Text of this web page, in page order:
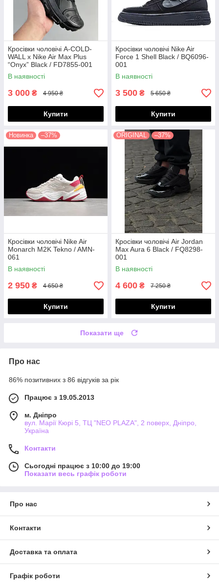
Кросівки чоловічі A-COLD-
WALL x Nike Air Max Plus
“Onyx” Black / FD7855-001
В наявності
3 000 ₴ 4 950 ₴
Купити
Кросівки чоловічі Nike Air
Force 1 Shell Black / BQ6096-
001
В наявності
3 500 ₴ 5 650 ₴
Купити
Новинка –37%
Кросівки чоловічі Nike Air
Monarch M2K Tekno / AMN-
061
В наявності
2 950 ₴ 4 650 ₴
Купити
ORIGINAL –37%
Кросівки чоловічі Air Jordan
Max Aura 6 Black / FQ8298-
001
В наявності
4 600 ₴ 7 250 ₴
Купити
Показати ще
Про нас
86% позитивних з 86 відгуків за рік
Працює з 19.05.2013
м. Дніпро
вул. Марії Кюрі 5, ТЦ "NEO PLAZA", 2 поверх, Дніпро,
Україна
Контакти
Сьогодні працює з 10:00 до 19:00
Показати весь графік роботи
Про нас
Контакти
Доставка та оплата
Графік роботи